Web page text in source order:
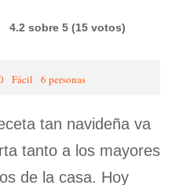
4.2 sobre 5 (15 votos)
Fácil 6 personas
tan navideña va
tanto a los mayores
de la casa. Hoy